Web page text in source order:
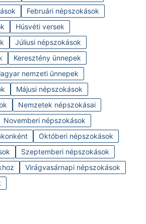
Februári népszokások
Húsvéti versek
Júliusi népszokások
Keresztény ünnepek
nemzeti ünnepek
Májusi népszokások
Nemzetek népszokásai
Novemberi népszokások
Októberi népszokások
Szeptemberi népszokások
Virágvasárnapi népszokások